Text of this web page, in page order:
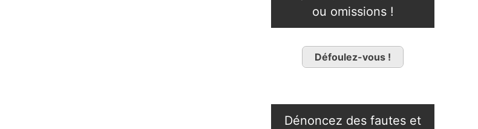
ou omissions !
Défoulez-vous !
Dénoncez des fautes et